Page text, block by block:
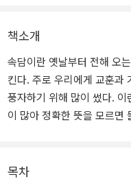
책소개
속담이란 옛날부터 전해 오
킨다. 주로 우리에게 교훈과
풍자하기 위해 많이 썼다.
이 많아 정확한 뜻을 모르면
그럴 때는 『그래서 이런 속담
목차